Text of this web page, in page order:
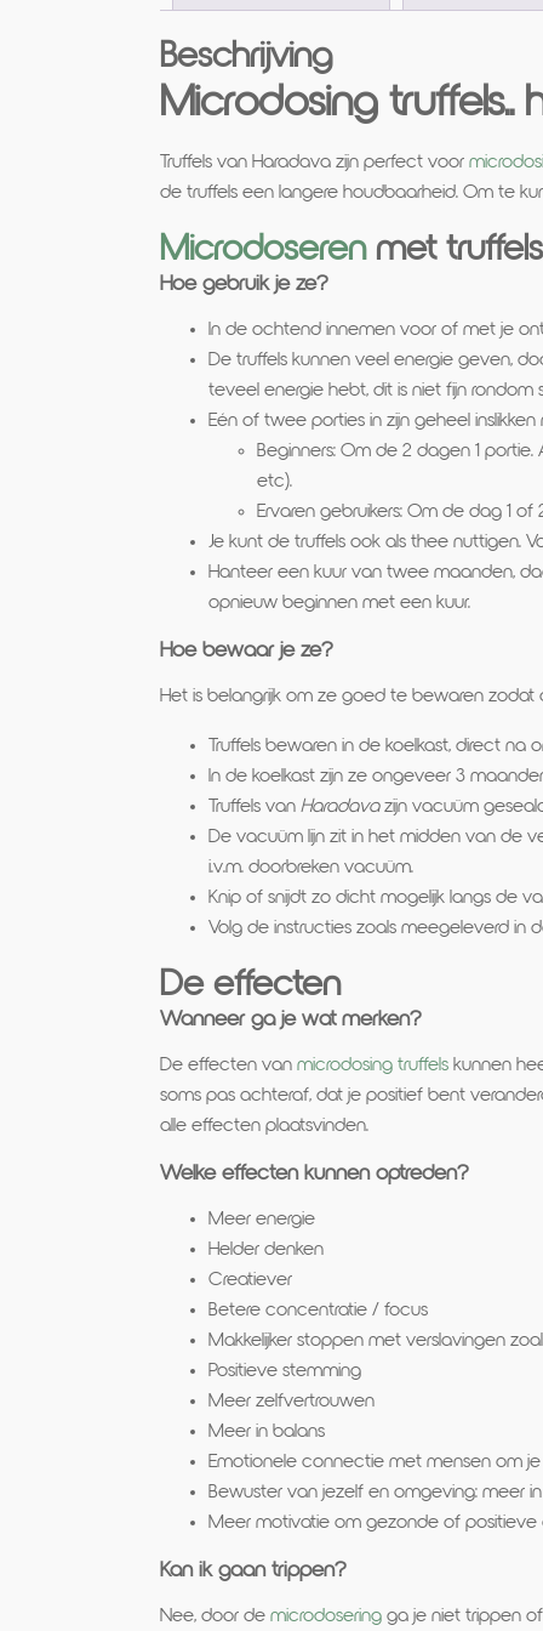
Beschrijving
Microdosing
Truffels van Haradava zijn perfect voor
de truffels een langere houdbaarheid. Om te
Microdoserenmet
Hoe gebruik je ze?
In de ochtend innemen voor of met je
De truffels kunnen veel energie geven,
teveel energie hebt, dit is niet fijn rondom
Eén of twee porties in zijn geheel
Beginners: Om de 2 dagen 1
etc).
Ervaren gebruikers: Om de dag 1 of
Je kunt de truffels ook als thee nuttigen.
Hanteer een kuur van twee maanden,
opnieuw beginnen met een kuur.
Hoe bewaar je ze?
Het is belangrijk om ze goed te bewaren
Truffels bewaren in de koelkast, direct na
In de koelkast zijn ze ongeveer 3
Truffels van Haradavazijn vacuüm
De vacuüm lijn zit in het midden van de
i.v.m. doorbreken vacuüm.
Knip of snijdt zo dicht mogelijk langs de
Volg de instructies zoals meegeleverd in
De effecten
Wanneer ga je wat merken?
De effecten van microdosing truffels kunnen
soms pas achteraf, dat je positief bent
alle effecten plaatsvinden.
Welke effecten kunnen optreden?
Meer energie
Helder denken
Creatiever
Betere concentratie / focus
Makkelijker stoppen met verslavingen
Positieve stemming
Meer zelfvertrouwen
Meer in balans
Emotionele connectie met mensen om
Bewuster van jezelf en omgeving: meer in
Meer motivatie om gezonde of
Kan ik gaan trippen?
Nee, door de microdosering ga je niet trippen